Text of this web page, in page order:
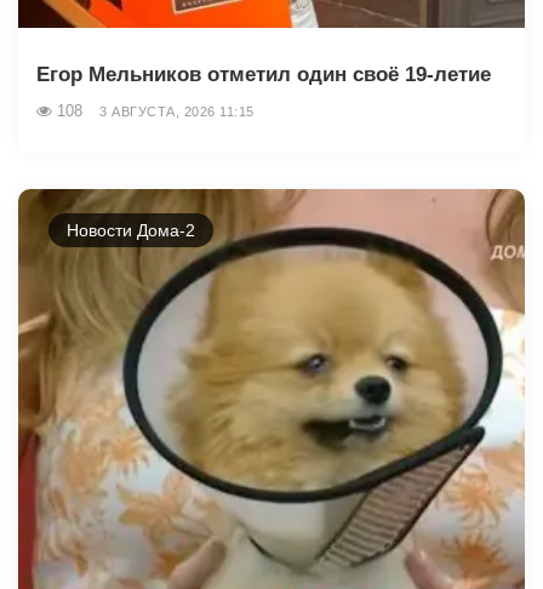
Егор Мельников отметил один своё 19-летие
108 3 АВГУСТА, 2026 11:15
Новости Дома-2